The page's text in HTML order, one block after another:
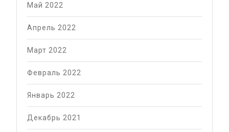
Май 2022
Апрель 2022
Март 2022
Февраль 2022
Январь 2022
Декабрь 2021